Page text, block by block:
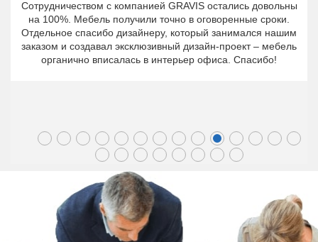
Сотрудничеством с компанией GRAVIS остались довольны
на 100%. Мебель получили точно в оговоренные сроки.
Отдельное спасибо дизайнеру, который занимался нашим
заказом и создавал эксклюзивный дизайн-проект – мебель
органично вписалась в интерьер офиса. Спасибо!